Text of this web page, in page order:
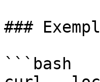
###
```bash